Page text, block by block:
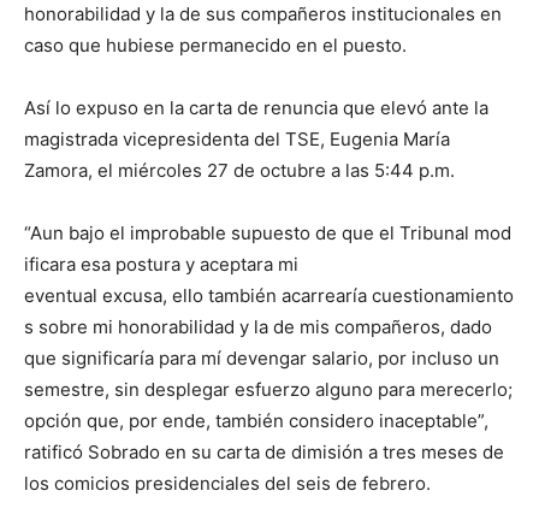
honorabilidad y la de sus compañeros institucionales en
caso que hubiese permanecido en el puesto.
Así lo expuso en la carta de renuncia que elevó ante la
magistrada vicepresidenta del TSE, Eugenia María
Zamora, el miércoles 27 de octubre a las 5:44 p.m.
“Aun bajo el improbable supuesto de que el Tribunal mod
ificara esa postura y aceptara mi
eventual excusa, ello también acarrearía cuestionamiento
s sobre mi honorabilidad y la de mis compañeros, dado
que significaría para mí devengar salario, por incluso un
semestre, sin desplegar esfuerzo alguno para merecerlo;
opción que, por ende, también considero inaceptable”,
ratificó Sobrado en su carta de dimisión a tres meses de
los comicios presidenciales del seis de febrero.